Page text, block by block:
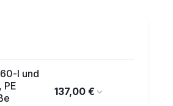
l und
PE
137,00 €